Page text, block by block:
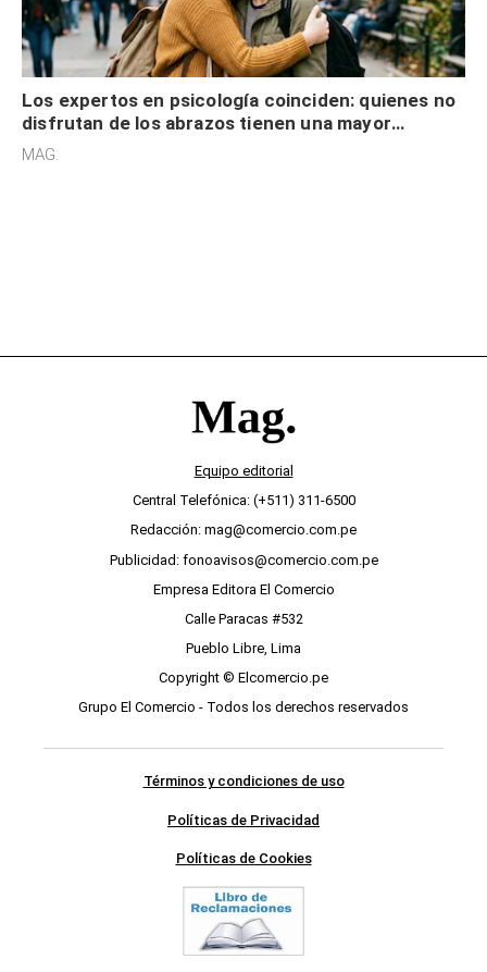
Los expertos en psicología coinciden: quienes no
disfrutan de los abrazos tienen una mayor
sensibilidad a los estímulos físicos y no es por
MAG.
Equipo editorial
Central Telefónica: (+511) 311-6500
Redacción: mag@comercio.com.pe
Publicidad: fonoavisos@comercio.com.pe
Empresa Editora El Comercio
Calle Paracas #532
Pueblo Libre, Lima
Copyright © Elcomercio.pe
Grupo El Comercio - Todos los derechos reservados
Términos y condiciones de uso
Políticas de Privacidad
Políticas de Cookies